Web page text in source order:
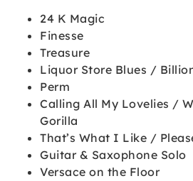
24 K Magic
Finesse
Treasure
Liquor Store Blues /
Perm
Calling All My Lovelies /
Gorilla
That’s What I Like /
Guitar & Saxophone Solo
Versace on the Floor